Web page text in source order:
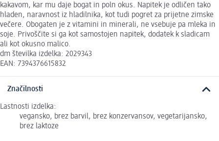
kakavom, kar mu daje bogat in poln okus. Napitek je odličen tako
hladen, naravnost iz hladilnika, kot tudi pogret za prijetne zimske
večere. Obogaten je z vitamini in minerali, ne vsebuje pa mleka in
soje. Privoščite si ga kot samostojen napitek, dodatek k sladicam
ali kot okusno malico.
dm številka izdelka: 2029343
EAN: 7394376615832
Značilnosti
Lastnosti izdelka:
vegansko, brez barvil, brez konzervansov, vegetarijansko,
brez laktoze